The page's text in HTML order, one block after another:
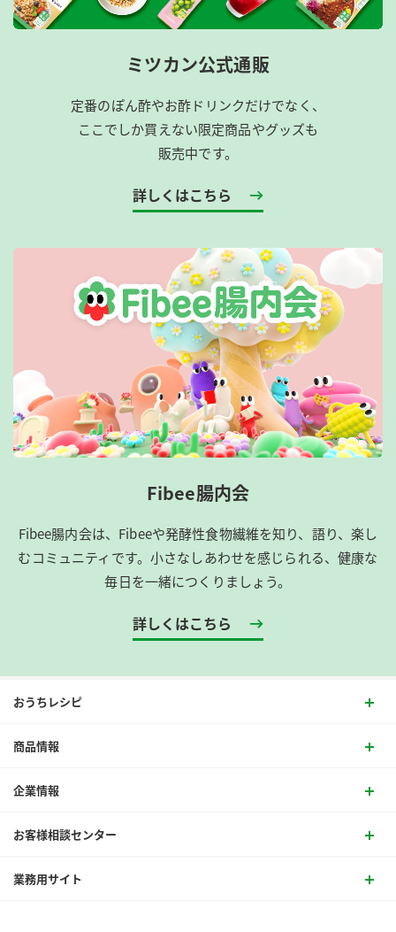
ミツカン公式通販
定番のぽん酢やお酢ドリンクだけでなく、
ここでしか買えない限定商品やグッズも
販売中です。
詳しくはこちら
Fibee腸内会
Fibee腸内会は、​Fibeeや発酵性食物繊維を知り、語り、楽し
むコミュニティです。​小さなしあわせを感じられる、健康な
毎日を一緒につくりましょう。
詳しくはこちら
おうちレシピ
商品情報
企業情報
お客様相談センター
業務用サイト